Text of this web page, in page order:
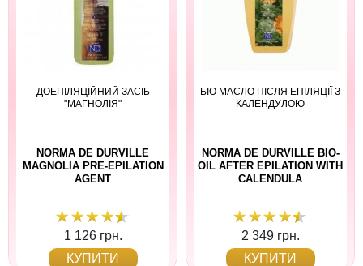
ДОЕПІЛЯЦІЙНИЙ ЗАСІБ
"МАГНОЛІЯ"
NORMA DE DURVILLE
MAGNOLIA PRE-EPILATION
AGENT
1 126 грн.
КУПИТИ
БІО МАСЛО ПІСЛЯ ЕПІЛЯЦІЇ З
КАЛЕНДУЛОЮ
NORMA DE DURVILLE BIO-
OIL AFTER EPILATION WITH
CALENDULA
2 349 грн.
КУПИТИ